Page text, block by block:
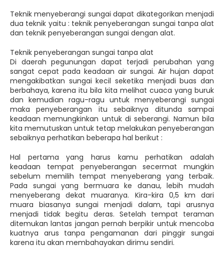
Teknik menyeberangi sungai dapat dikategorikan menjadi
dua teknik yaitu : teknik penyeberangan sungai tanpa alat
dan teknik penyeberangan sungai dengan alat.
Teknik penyeberangan sungai tanpa alat
Di daerah pegunungan dapat terjadi perubahan yang
sangat cepat pada keadaan air sungai. Air hujan dapat
mengakibatkan sungai kecil seketika menjadi buas dan
berbahaya, karena itu bila kita melihat cuaca yang buruk
dan kemudian ragu-ragu untuk menyeberangi sungai
maka penyeberangan itu sebaiknya ditunda sampai
keadaan memungkinkan untuk di seberangi. Namun bila
kita memutuskan untuk tetap melakukan penyeberangan
sebaiknya perhatikan beberapa hal berikut :
Hal pertama yang harus kamu perhatikan adalah
keadaan tempat penyeberangan secermat mungkin
sebelum memilih tempat menyeberang yang terbaik.
Pada sungai yang bermuara ke danau, lebih mudah
menyeberang dekat muaranya. Kira-kira 0,5 km dari
muara biasanya sungai menjadi dalam, tapi arusnya
menjadi tidak begitu deras. Setelah tempat teraman
ditemukan lantas jangan pernah berpikir untuk mencoba
kuatnya arus tanpa pengamanan dari pinggir sungai
karena itu akan membahayakan dirimu sendiri.